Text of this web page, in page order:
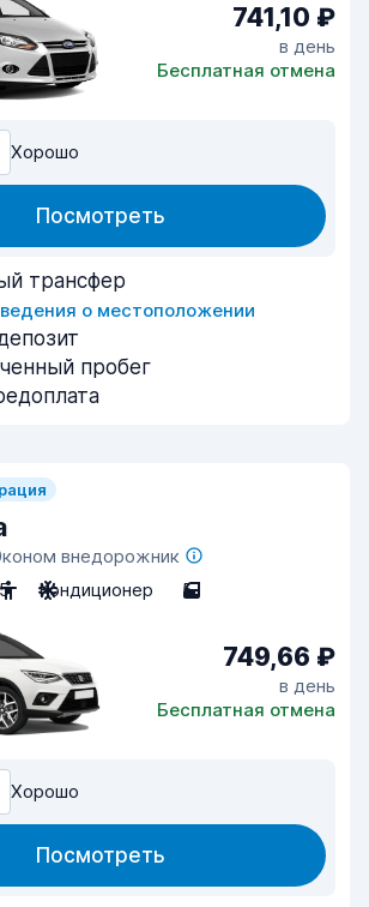
741,10 ₽
в день
Бесплатная отмена
Хорошо
Посмотреть
трансфер
о местоположении
пробег
внедорожник
5 Кондиционер 5
749,66 ₽
в день
Бесплатная отмена
Хорошо
Посмотреть